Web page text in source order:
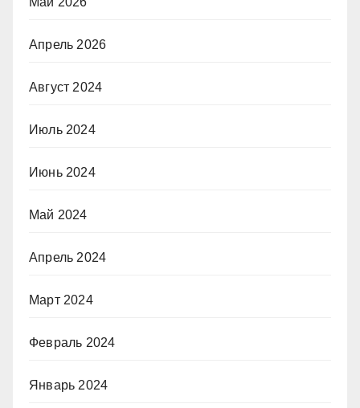
Апрель 2026
Август 2024
Июль 2024
Июнь 2024
Май 2024
Апрель 2024
Март 2024
Февраль 2024
Январь 2024